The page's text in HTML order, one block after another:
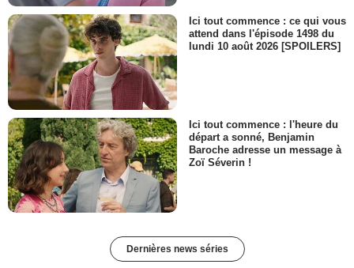
Ici tout commence : ce qui vous
attend dans l'épisode 1498 du
lundi 10 août 2026 [SPOILERS]
Ici tout commence : l'heure du
départ a sonné, Benjamin
Baroche adresse un message à
Zoï Séverin !
Dernières news séries